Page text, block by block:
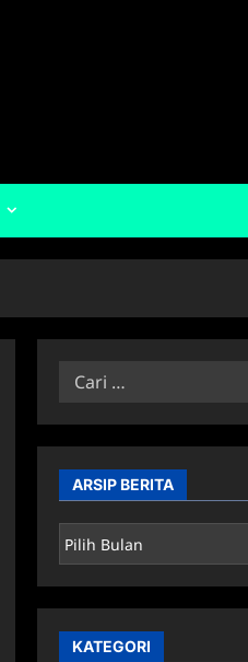
Cari
ARSIP BERITA
ARSIP
BERITA
KATEGORI